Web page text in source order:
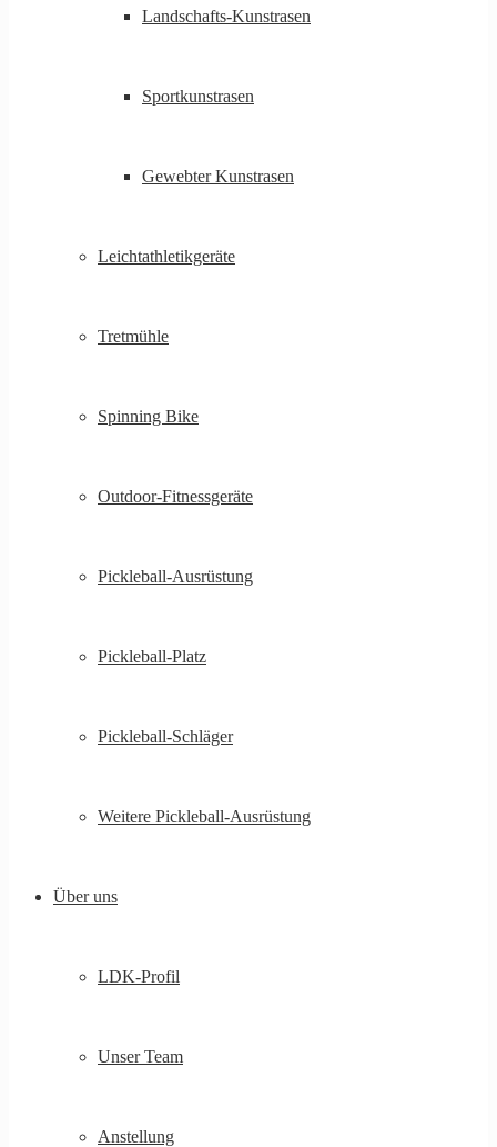
Landschafts-Kunstrasen
Sportkunstrasen
Gewebter Kunstrasen
Leichtathletikgeräte
Tretmühle
Spinning Bike
Outdoor-Fitnessgeräte
Pickleball-Ausrüstung
Pickleball-Platz
Pickleball-Schläger
Weitere Pickleball-Ausrüstung
Über uns
LDK-Profil
Unser Team
Anstellung